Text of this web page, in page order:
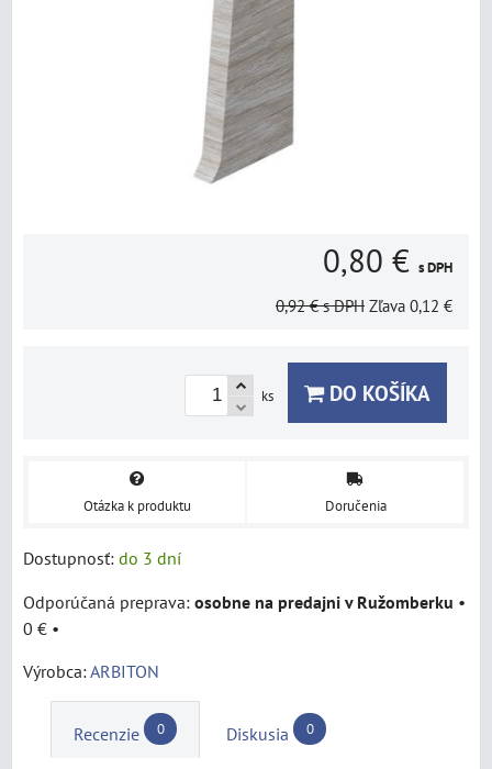
0,80 € s DPH
0,92 € s DPH Zľava 0,12 €
ks DO KOŠÍKA
Otázka k produktu Doručenia
Dostupnosť: do 3 dní
osobne na predajni v Ružomberku •
0 € •
Výrobca:ARBITON
Recenzie 0 Diskusia 0